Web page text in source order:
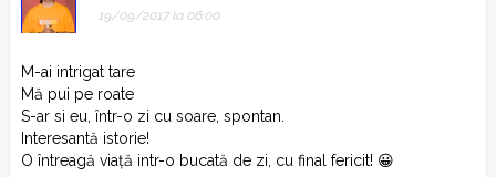
19/09/2017 la 06:00
M-ai intrigat tare
Mă pui pe roate
S-ar si eu, într-o zi cu soare, spontan.
Interesantă istorie!
O întreagă viață intr-o bucată de zi, cu final fericit! 😀